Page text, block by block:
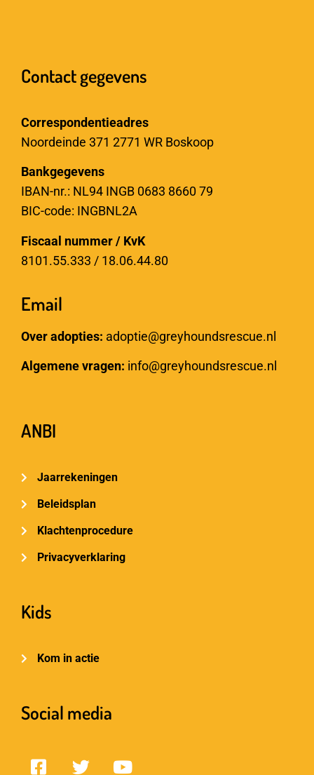
Contact gegevens
Correspondentieadres
Noordeinde 371 2771 WR Boskoop
Bankgegevens
IBAN-nr.: NL94 INGB 0683 8660 79
BIC-code: INGBNL2A
Fiscaal nummer / KvK
8101.55.333 / 18.06.44.80
Email
Over adopties: adoptie@greyhoundsrescue.nl
Algemene vragen: info@greyhoundsrescue.nl
ANBI
Jaarrekeningen
Beleidsplan
Klachtenprocedure
Privacyverklaring
Kids
Kom in actie
Social media